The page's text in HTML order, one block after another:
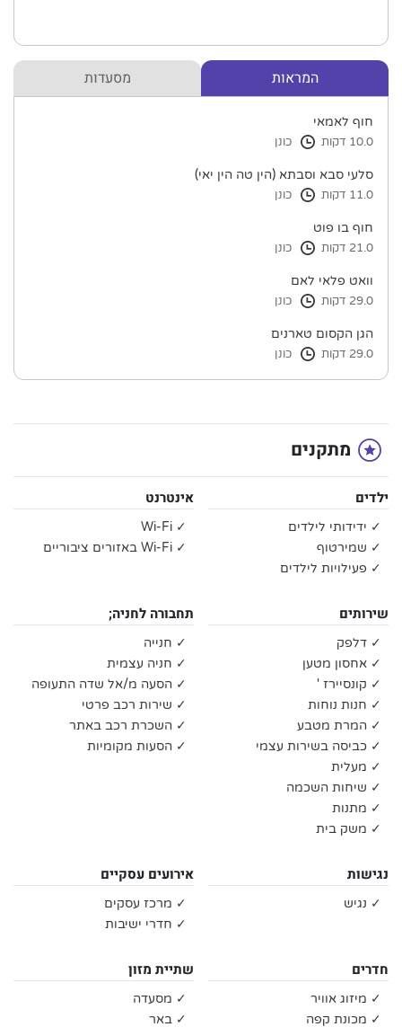
המראות מסעדות
חוף לאמאי
10.0 דקות כונן
סלעי סבא וסבתא (הין טה הין יאי)
11.0 דקות כונן
חוף בו פוט
21.0 דקות כונן
וואט פלאי לאם
29.0 דקות כונן
הגן הקסום טארנים
29.0 דקות כונן
מתקנים
ילדים
✓ ידידותי לילדים
✓ שמירטוף
✓ פעילויות לילדים
אינטרנט
✓ Wi-Fi
✓ Wi-Fi באזורים ציבוריים
שירותים
✓ דלפק
✓ אחסון מטען
✓ קונסיירז '
✓ חנות נוחות
✓ המרת מטבע
✓ כביסה בשירות עצמי
✓ מעלית
✓ שיחות השכמה
✓ מתנות
✓ משק בית
תחבורה לחניה;
✓ חנייה
✓ חניה עצמית
✓ הסעה מ/אל שדה התעופה
✓ שירות רכב פרטי
✓ השכרת רכב באתר
✓ הסעות מקומיות
נגישות
✓ נגיש
אירועים עסקיים
✓ מרכז עסקים
✓ חדרי ישיבות
חדרים
✓ מיזוג אוויר
✓ מכונת קפה
שתיית מזון
✓ מסעדה
✓ באר